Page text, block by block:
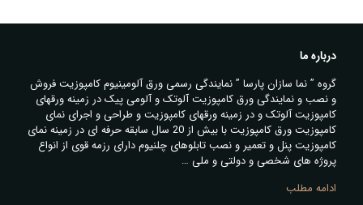
درباره ما
گروه ” نما سازان پارسا ” نمایندگی رسمی ورق آلومینیوم کامپوزیت فروش
و نصب و نمایندگی ورق کامپوزیت آلوتک و آلومی پیک در زمینه ورقهای
کامپوزیت آلوتک و در زمینه ورقهای کامپوزیت و طراحی و اجرای نمای
کامپوزیت ورق کامپوزیت با بیش از 20 سال سابقه حرفه ای در زمینه نمای
کامپوزیت پنل و تعمیر و نصب تابلوهای چلنیوم دارای رزمه قوی از انواع
پروژه های شخصی و دولتی و ملی …
ادامه مطلب